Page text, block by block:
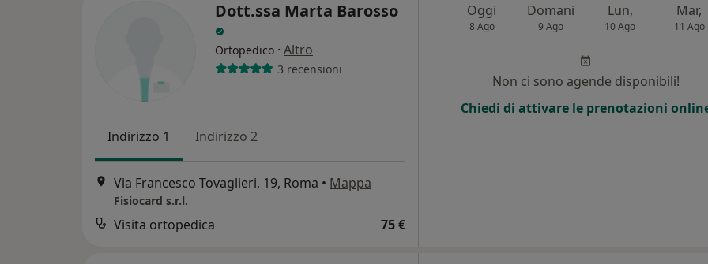
Dott.ssa Marta Barosso
Ortopedico · Altro
3 recensioni
Indirizzo 1 Indirizzo 2
Via Francesco Tovaglieri, 19, Roma • Mappa
Fisiocard s.r.l.
Visita ortopedica 75 €
Oggi
8 Ago
Domani
9 Ago
Lun,
10 Ago
Mar,
11 Ago
Non ci sono agende disponibili!
Chiedi di attivare le prenotazioni